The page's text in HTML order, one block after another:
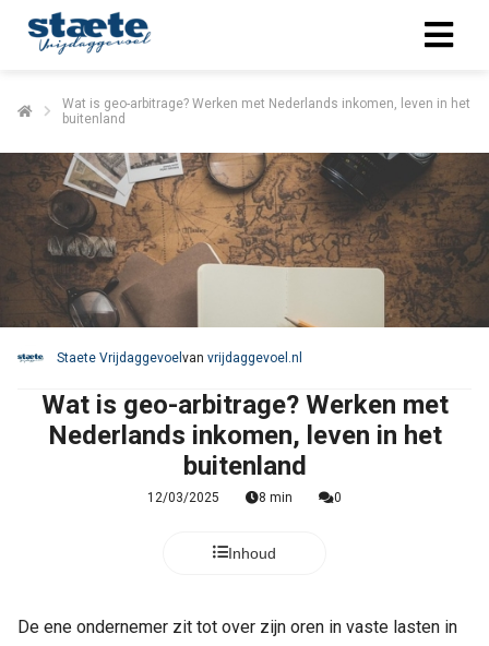
Wat is geo-arbitrage? Werken met Nederlands inkomen, leven in het
buitenland
Staete Vrijdaggevoel van vrijdaggevoel.nl
Wat is geo-arbitrage? Werken met
Nederlands inkomen, leven in het
buitenland
12/03/2025 8 min 0
Inhoud
De ene ondernemer zit tot over zijn oren in vaste lasten in